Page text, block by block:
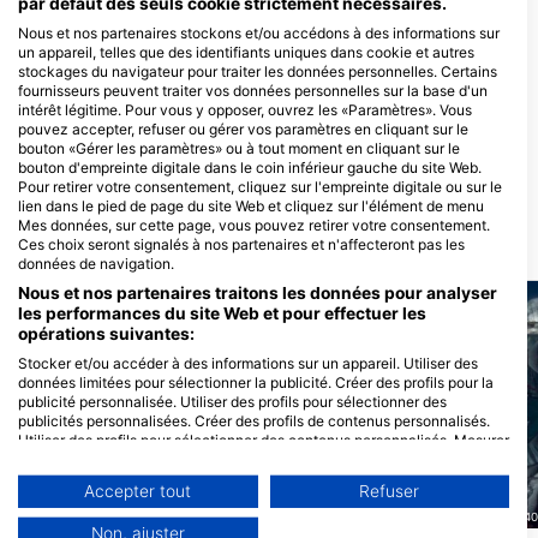
de plongée
Lynnhaven Dive Center
1413 N Great Neck Road, 23454
Virginia Beach, VA - États-unis
Chesapeake Bay Dive &
Aquatic Center
1725 Laskin Road, 23454 Virginia
Beach, VA - États-unis
SITES DE PLONGÉE À PROXIMITÉ
Scuba Guam, 96913 Tamuning Nep2une Scuba Diving,
Nous et nos partenaires stockons et/ou accédons à des informations sur
un appareil, telles que des identifiants uniques dans cookie et autres
stockages du navigateur pour traiter les données personnelles. Certains
fournisseurs peuvent traiter vos données personnelles sur la base d'un
intérêt légitime. Pour vous y opposer, ouvrez les «Paramètres». Vous
pouvez accepter, refuser ou gérer vos paramètres en cliquant sur le
bouton «Gérer les paramètres» ou à tout moment en cliquant sur le
bouton d'empreinte digitale dans le coin inférieur gauche du site Web.
Pour retirer votre consentement, cliquez sur l'empreinte digitale ou sur le
lien dans le pied de page du site Web et cliquez sur l'élément de menu
Mes données, sur cette page, vous pouvez retirer votre consentement.
Ces choix seront signalés à nos partenaires et n'affecteront pas les
données de navigation.
Nous et nos partenaires traitons les données pour analyser
les performances du site Web et pour effectuer les
opérations suivantes:
Stocker et/ou accéder à des informations sur un appareil. Utiliser des
données limitées pour sélectionner la publicité. Créer des profils pour la
publicité personnalisée. Utiliser des profils pour sélectionner des
publicités personnalisées. Créer des profils de contenus personnalisés.
Utiliser des profils pour sélectionner des contenus personnalisés. Mesurer
Comprendre les publics par le biais de statistiques ou de combinaisons de
données provenant de différentes sources. Développer et améliorer les
services. Utiliser des données limitées pour sélectionner le contenu.
Accepter tout Refuser
Non, ajuster